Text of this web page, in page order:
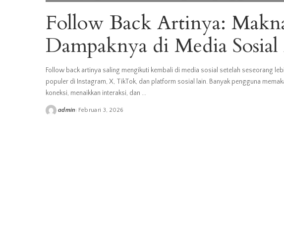
Follow Back Artinya:
Dampaknya di Media
Follow back artinya saling mengikuti kembali di media sosial setelah seseorang
populer di Instagram, X, TikTok, dan platform sosial lain. Banyak pengguna
koneksi, menaikkan interaksi, dan ...
Posted
admin Februari 3, 2026